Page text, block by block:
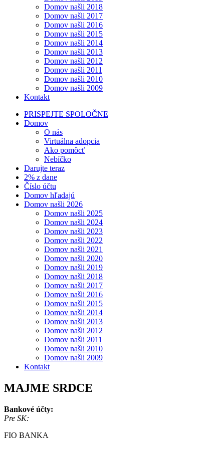
Domov našli 2018
Domov našli 2017
Domov našli 2016
Domov našli 2015
Domov našli 2014
Domov našli 2013
Domov našli 2012
Domov našli 2011
Domov našli 2010
Domov našli 2009
Kontakt
PRISPEJTE SPOLOČNE
Domov
O nás
Virtuálna adopcia
Ako pomôcť
Nebíčko
Darujte teraz
2% z dane
Číslo účtu
Domov hľadajú
Domov našli 2026
Domov našli 2025
Domov našli 2024
Domov našli 2023
Domov našli 2022
Domov našli 2021
Domov našli 2020
Domov našli 2019
Domov našli 2018
Domov našli 2017
Domov našli 2016
Domov našli 2015
Domov našli 2014
Domov našli 2013
Domov našli 2012
Domov našli 2011
Domov našli 2010
Domov našli 2009
Kontakt
MAJME SRDCE
Bankové účty:
Pre SK:
FIO BANKA